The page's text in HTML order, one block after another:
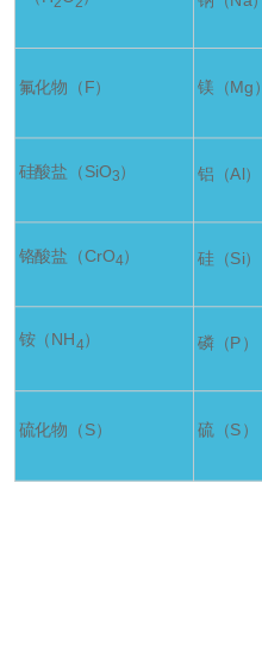
氟化物（F） 镁（Mg）
硅酸盐（SiO3） 铝（Al）
铬酸盐（CrO4） 硅（Si）
铵（NH4） 磷（P）
硫化物（S） 硫（S）